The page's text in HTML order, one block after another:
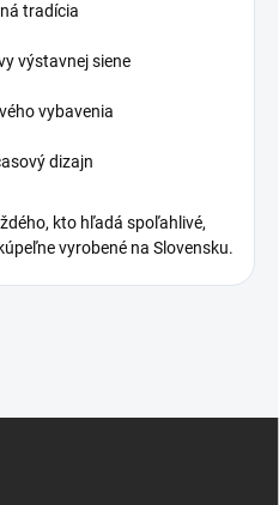
tradícia
výstavnej siene
vybavenia
dizajn
kto hľadá spoľahlivé,
vyrobené na Slovensku.